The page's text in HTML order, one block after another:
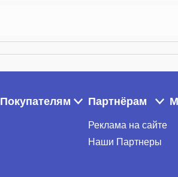
Покупателям Партнёрам
Реклама на сайте
Наши Партнеры